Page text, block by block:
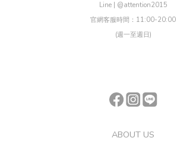
Line | @attention2015
官網客服時間：11:00-20:00
(週一至週日)
ABOUT US